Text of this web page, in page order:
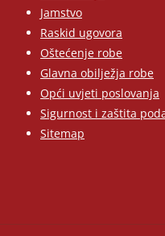
Jamstvo
Raskid ugovora
Oštećenje robe
Glavna obilježja robe
Opći uvjeti poslovanja
Sigurnost i zaštita
Sitemap